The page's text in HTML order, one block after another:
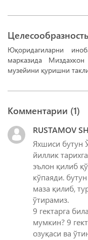
Юқоридагиларни
марказида
музейини қуришни
Комментарии (1)
RUSTAMOV
Яхшиси бутун
йиллик
эълон қилиб
кўпаяди.
маза қилиб,
ўтирамиз.
9 гектарга
мумкин? 9
озуқаси ва